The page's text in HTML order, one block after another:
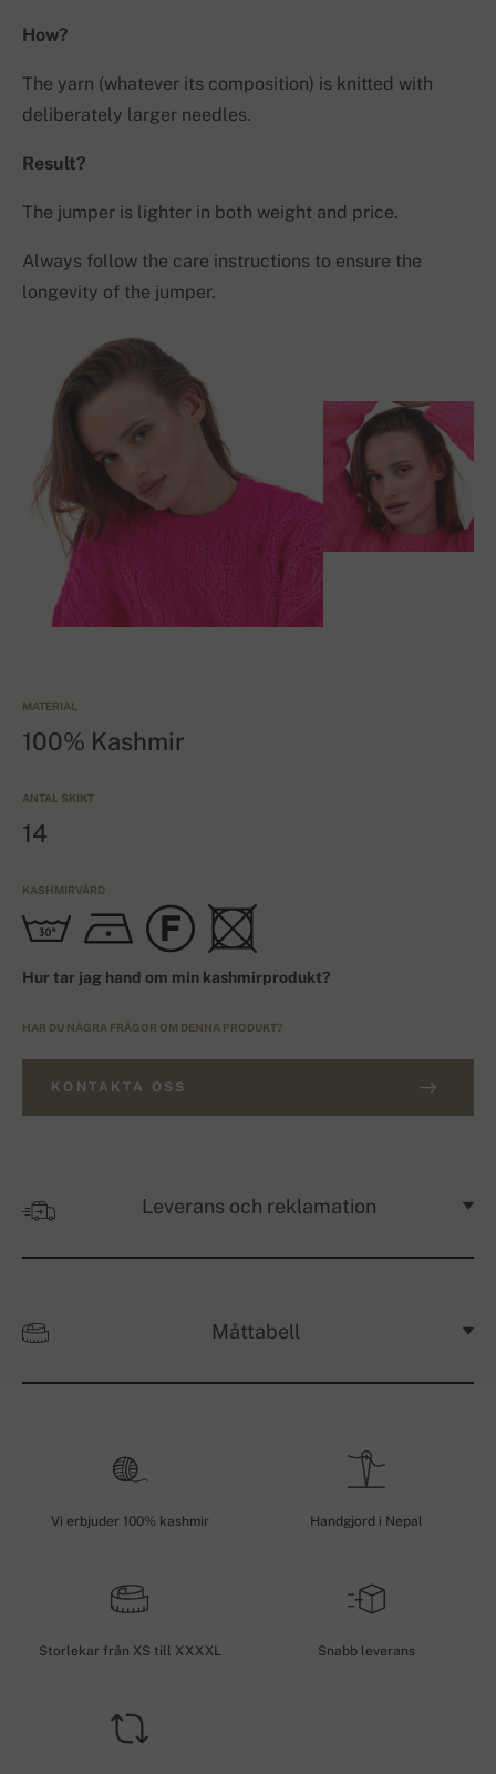
How?
The yarn (whatever its composition) is knitted with
deliberately larger needles.
Result?
The jumper is lighter in both weight and price.
Always follow the care instructions to ensure the
longevity of the jumper.
MATERIAL
100% Kashmir
ANTAL SKIKT
14
KASHMIRVÅRD
Hur tar jag hand om min kashmirprodukt?
HAR DU NÅGRA FRÅGOR OM DENNA PRODUKT?
KONTAKTA OSS
Leverans och reklamation
Måttabell
Vi erbjuder 100% kashmir Handgjord i Nepal
Storlekar från XS till XXXXL Snabb leverans